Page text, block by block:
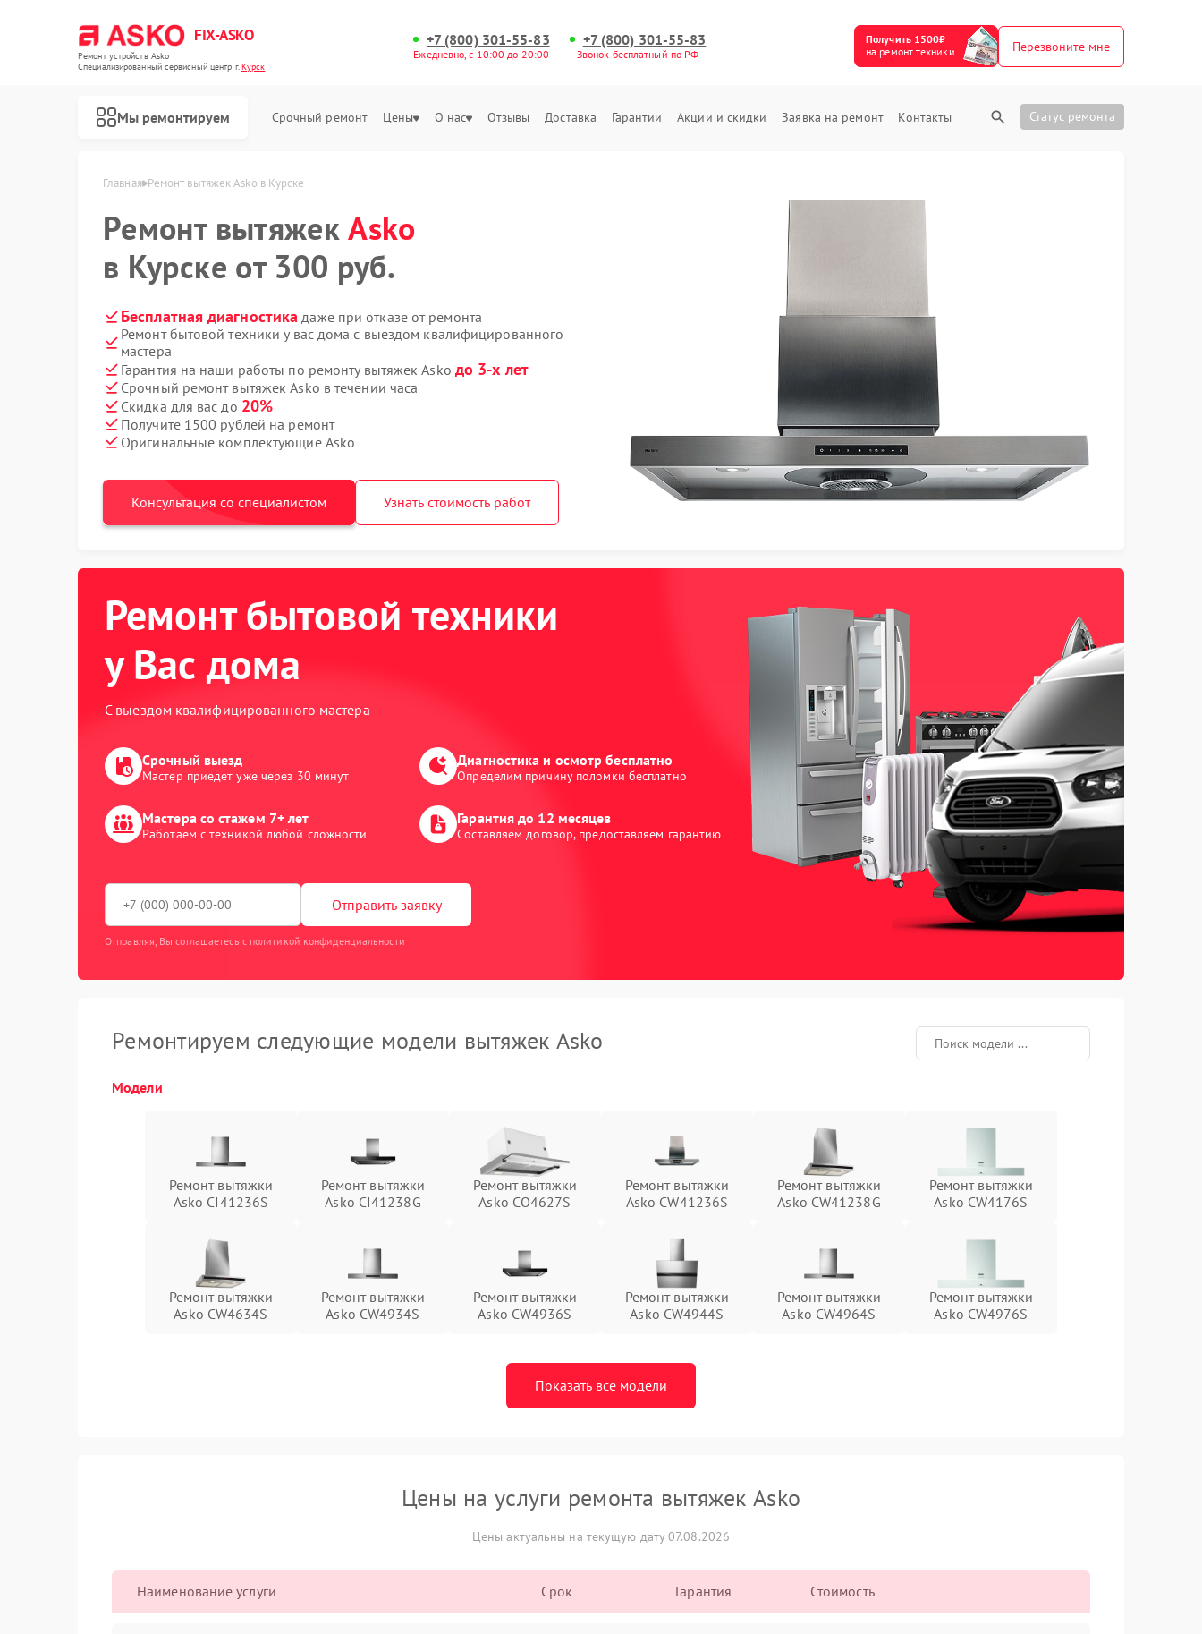
FIX-ASKO
Ремонт устройств Asko
Специализированный cервисный центр г.Курск
+7 (800) 301-55-83
Ежедневно, с 10:00 до 20:00
+7 (800) 301-55-83
Звонок бесплатный по РФ
Получить 1500₽
на ремонт техники
Перезвоните мне
Мы ремонтируем Срочный ремонт Цены О нас Отзывы Доставка Гарантии Акции и скидки Заявка на ремонт Контакты Статус ремонта
Главная Ремонт вытяжек Asko в Курске
Ремонт вытяжекAsko
в Курске от 300 руб.
Бесплатная диагностика даже при отказе от ремонта
Ремонт бытовой техники у вас дома с выездом квалифицированного
мастера
Гарантия на наши работы по ремонту вытяжек Asko до 3-х лет
Срочный ремонт вытяжек Asko в течении часа
Скидка для вас до 20%
Получите 1500 рублей на ремонт
Оригинальные комплектующие Asko
Консультация со специалистом Узнать стоимость работ
Ремонт бытовой техники
у Вас дома
С выездом квалифицированного мастера
Срочный выезд
Мастер приедет уже через 30 минут
Диагностика и осмотр бесплатно
Определим причину поломки бесплатно
Мастера со стажем 7+ лет
Работаем с техникой любой сложности
Гарантия до 12 месяцев
Составляем договор, предоставляем гарантию
Отправить заявку
Отправляя, Вы соглашаетесь с политикой конфиденциальности
Ремонтируем следующие модели вытяжек Asko
Модели
Ремонт вытяжки
Asko CI41236S
Ремонт вытяжки
Asko CI41238G
Ремонт вытяжки
Asko CO4627S
Ремонт вытяжки
Asko CW41236S
Ремонт вытяжки
Asko CW41238G
Ремонт вытяжки
Asko CW4176S
Ремонт вытяжки
Asko CW4634S
Ремонт вытяжки
Asko CW4934S
Ремонт вытяжки
Asko CW4936S
Ремонт вытяжки
Asko CW4944S
Ремонт вытяжки
Asko CW4964S
Ремонт вытяжки
Asko CW4976S
Показать все модели
Цены на услуги ремонта вытяжек Asko
Цены актуальны на текущую дату 07.08.2026
Наименование услуги Срок Гарантия Стоимость